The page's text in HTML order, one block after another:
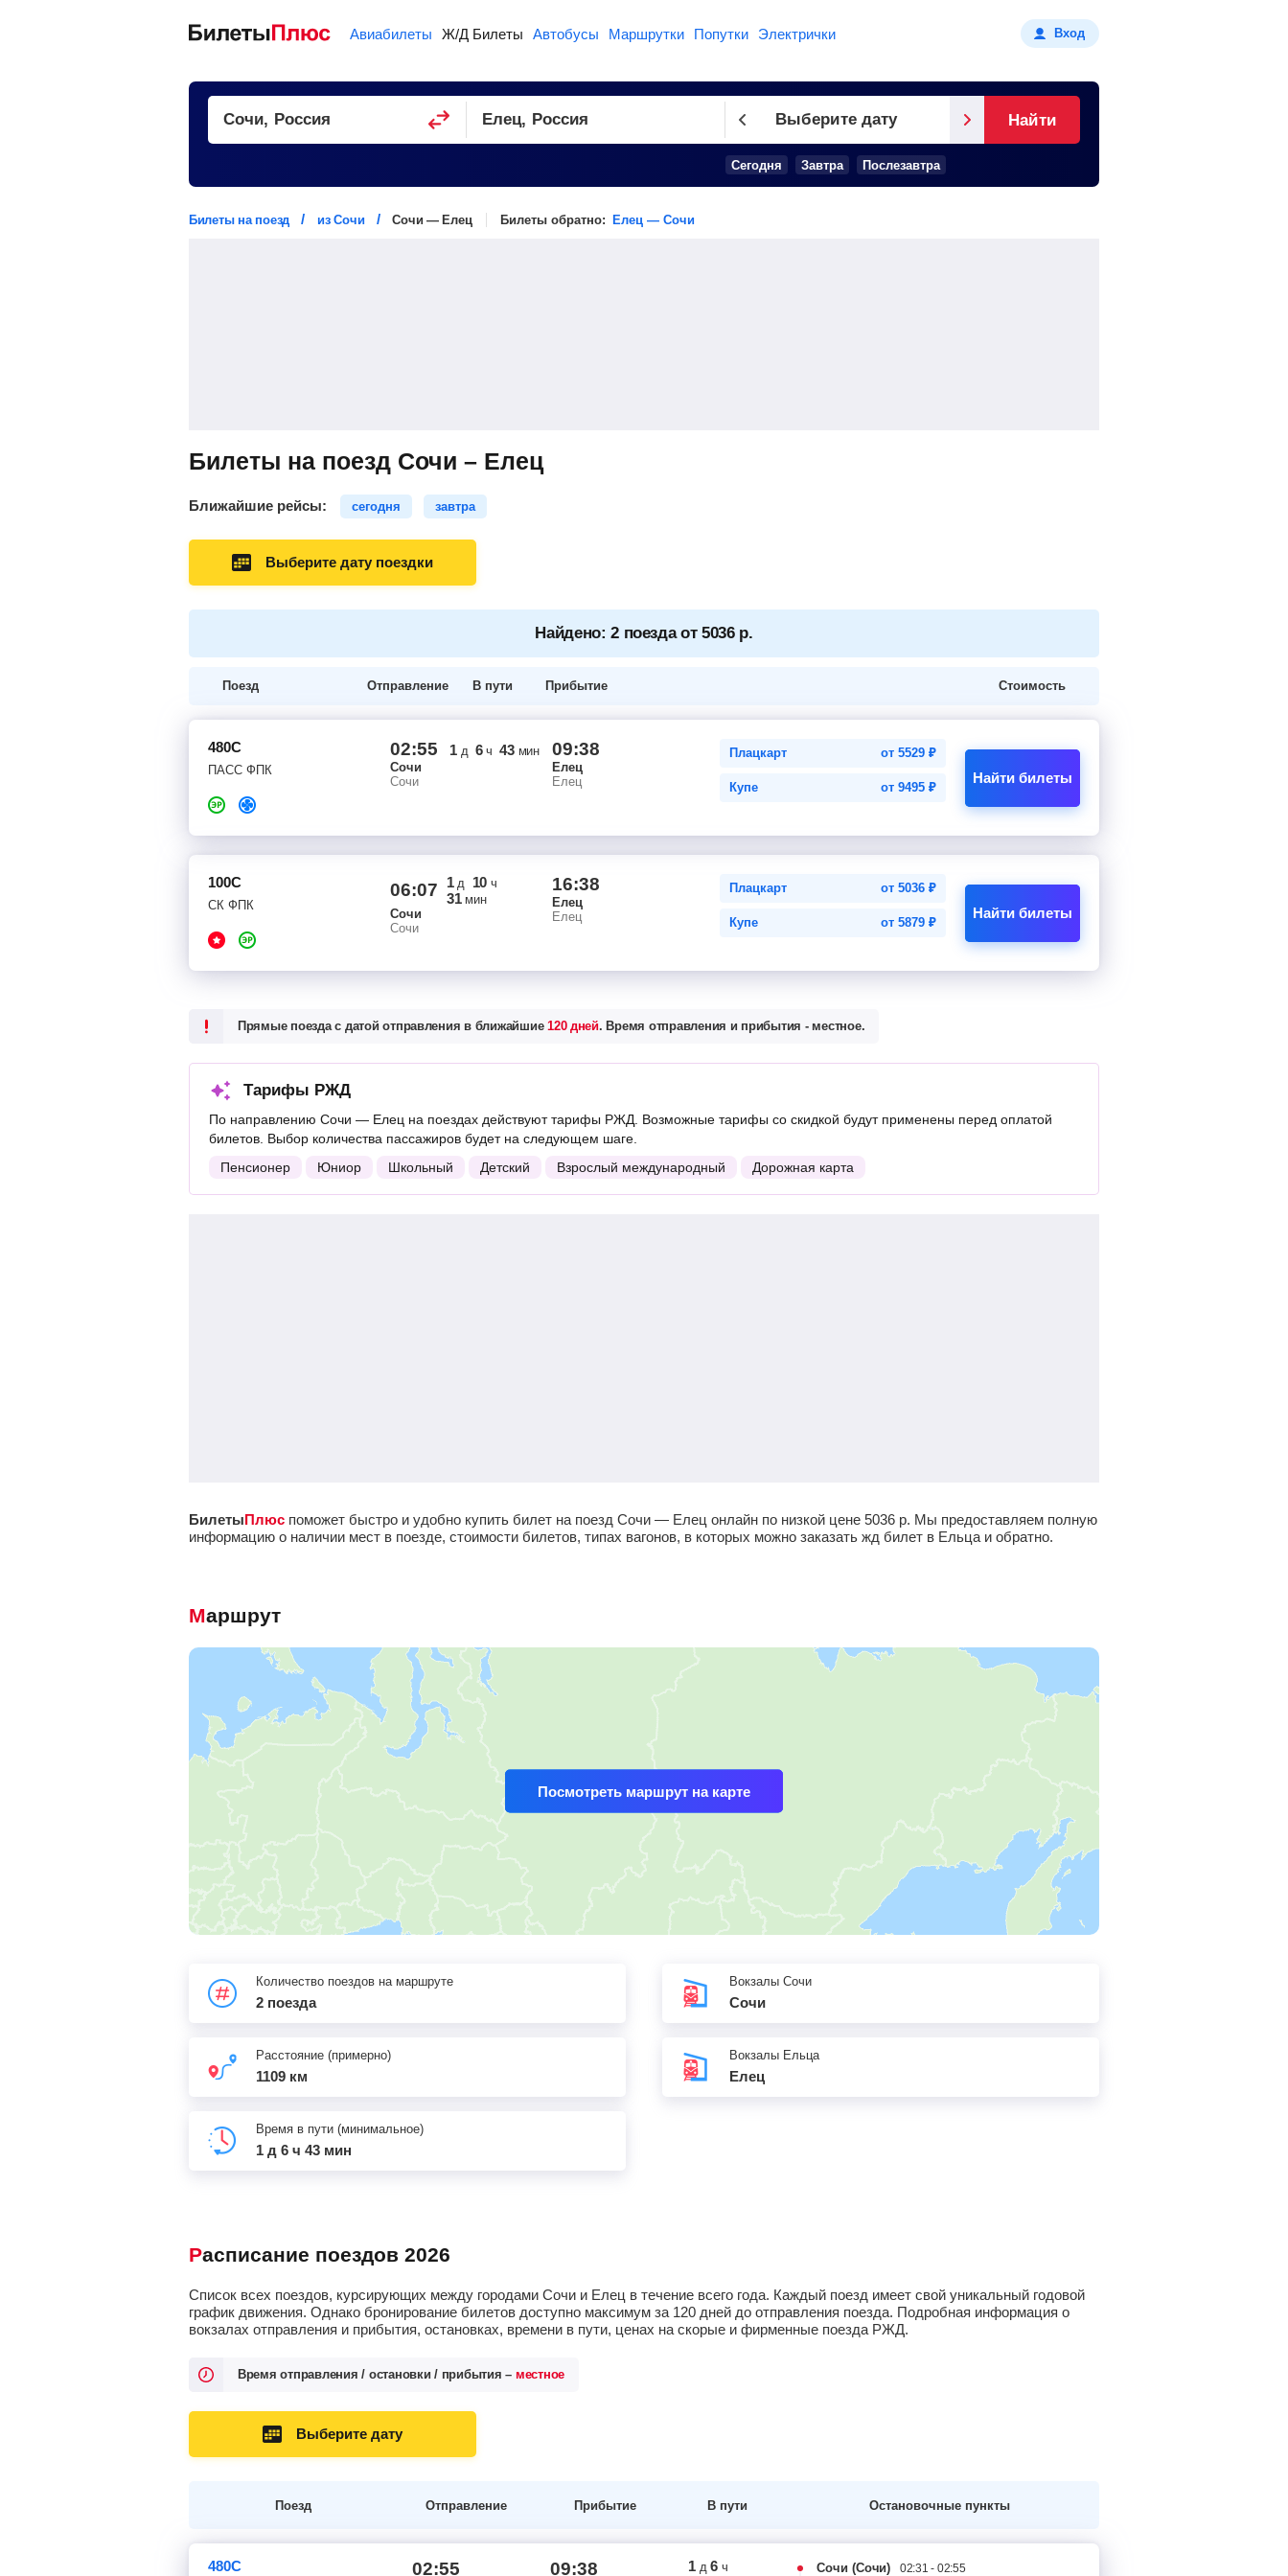
Авиабилеты Ж/Д Билеты Автобусы Маршрутки Попутки Электрички Вход
Выберите дату
Сегодня Завтра Послезавтра
Найти
Билеты на поезд из Сочи Сочи — Елец Билеты обратно: Елец — Сочи
Билеты на поезд Сочи – Елец
Ближайшие рейсы: сегодня завтра
Выберите дату поездки
Найдено: 2 поезда от 5036 р.
Поезд Отправление В пути Прибытие Стоимость
480С
ПАСС ФПК
02:55 1д 6ч43мин
Сочи
Сочи
09:38
Елец
Елец
Плацкарт от 5529 ₽
Купе от 9495 ₽
Найти билеты
100С
СК ФПК
06:07 1д 10 ч
31мин
Сочи
Сочи
16:38
Елец
Елец
Плацкарт от 5036 ₽
Купе от 5879 ₽
Найти билеты
Прямые поезда с датой отправления в ближайшие120 дней. Время отправления и прибытия - местное.
Тарифы РЖД
По направлению Сочи — Елец на поездах действуют тарифы РЖД. Возможные тарифы со скидкой будут применены перед оплатой
билетов. Выбор количества пассажиров будет на следующем шаге.
Пенсионер
Юниор Школьный Детский Взрослый международный Дорожная карта
БилетыПлюс поможет быстро и удобно купить билет на поезд Сочи — Елец онлайн по низкой цене 5036 р. Мы предоставляем полную
информацию о наличии мест в поезде, стоимости билетов, типах вагонов, в которых можно заказать жд билет в Ельца и обратно.
Маршрут
Посмотреть маршрут на карте
Количество поездов на маршруте
2 поезда
Расстояние (примерно)
1109 км
Время в пути (минимальное)
1 д 6 ч 43 мин
Вокзалы Сочи
Сочи
Вокзалы Ельца
Елец
Расписание поездов 2026
Список всех поездов, курсирующих между городами Сочи и Елец в течение всего года. Каждый поезд имеет свой уникальный годовой
график движения. Однако бронирование билетов доступно максимум за 120 дней до отправления поезда. Подробная информация о
вокзалах отправления и прибытия, остановках, времени в пути, ценах на скорые и фирменные поезда РЖД.
Время отправления / остановки / прибытия – местное
Выберите дату
Поезд Отправление Прибытие В пути Остановочные пункты
480С 02:55 09:38 1 д 6 ч Сочи (Сочи) 02:31 - 02:55